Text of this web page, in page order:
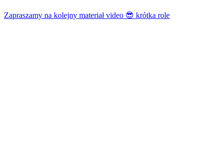
Zapraszamy na kolejny materiał video 😎 krótka role